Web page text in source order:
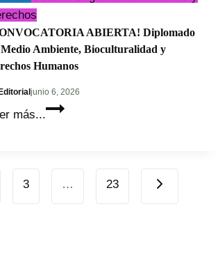
ABIERTA! Diplomado
Ambiente, Bioculturalidad y
Humanos
junio 6, 2026
más...
¡CONVOCATORIA
3 … 23
Next